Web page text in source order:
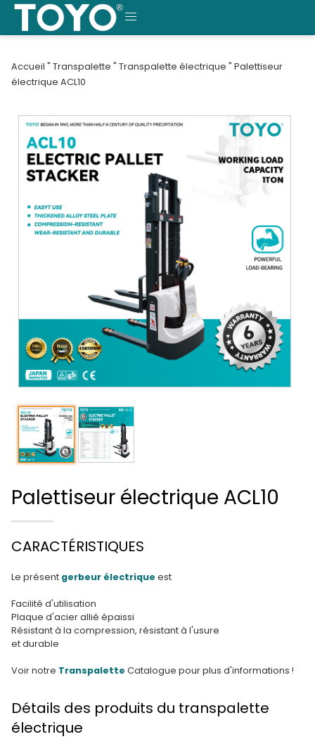
Skip
content
MENU
Accueil " Transpalette " Transpalette électrique " Palettiseur
électrique ACL10
Palettiseur électrique ACL10
CARACTÉRISTIQUES
Le présent gerbeur électrique est
Facilité d'utilisation
Plaque d'acier allié épaissi
Résistant à la compression, résistant à l'usure
et durable
Voir notre Transpalette Catalogue pour plus d'informations !
Détails des produits du transpalette
électrique